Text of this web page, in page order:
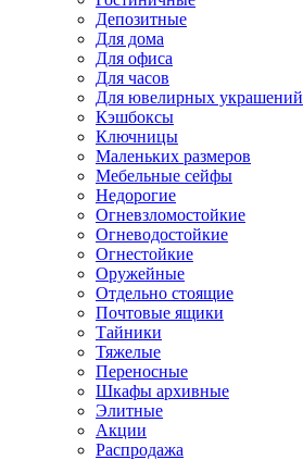
Депозитные
Для дома
Для офиса
Для часов
Для ювелирных украшений
Кэшбоксы
Ключницы
Маленьких размеров
Мебельные сейфы
Недорогие
Огневзломостойкие
Огневодостойкие
Огнестойкие
Оружейные
Отдельно стоящие
Почтовые ящики
Тайники
Тяжелые
Переносные
Шкафы архивные
Элитные
Акции
Распродажа